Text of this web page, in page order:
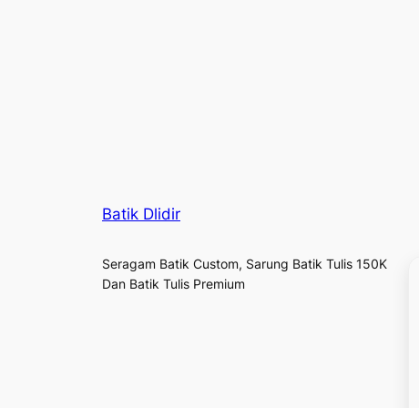
Batik Dlidir
Seragam Batik Custom, Sarung Batik Tulis 150K
Dan Batik Tulis Premium